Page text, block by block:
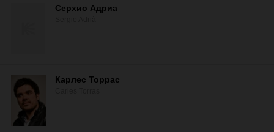
Серхио Адриа
Карлес Торрас